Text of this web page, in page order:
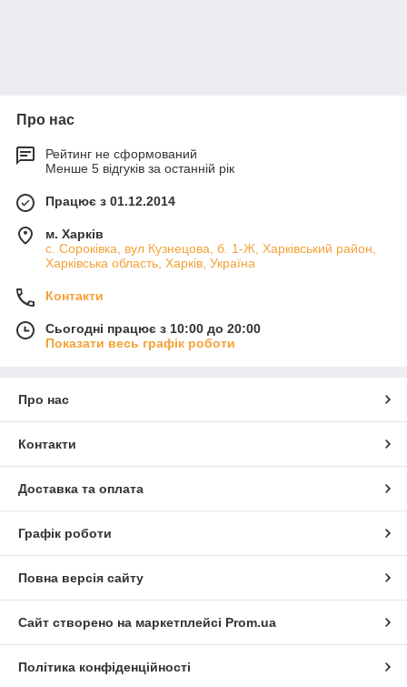
Про нас
Рейтинг не сформований
Менше 5 відгуків за останній рік
Працює з 01.12.2014
м. Харків
с. Сороківка, вул Кузнецова, б. 1-Ж, Харківський район,
Харківська область, Харків, Україна
Контакти
Сьогодні працює з 10:00 до 20:00
Показати весь графік роботи
Про нас
Контакти
Доставка та оплата
Графік роботи
Повна версія сайту
Сайт створено на маркетплейсі Prom.ua
Політика конфіденційності